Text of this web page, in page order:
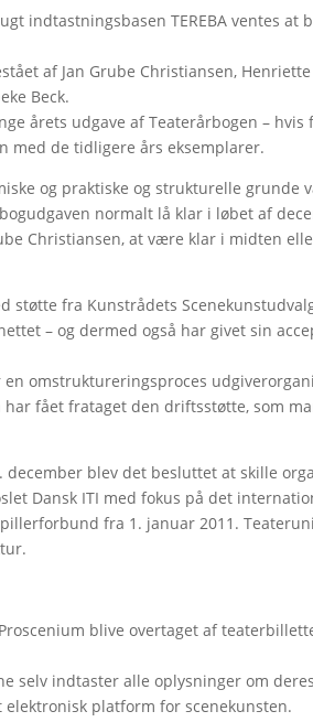
indtastningsbasen TEREBA ventes at
af Jan Grube Christiansen,
Beck.
årets udgave af Teaterårbogen – hvis
med de tidligere års eksemplarer.
og praktiske og strukturelle grunde
normalt lå klar i løbet af
Christiansen, at være klar i midten
støtte fra Kunstrådets
– og dermed også har givet sin
omstruktureringsproces
har fået frataget den driftsstøtte, som
blev det besluttet at skille
Dansk ITI med fokus på det
fra 1. januar 2011.
blive overtaget af
selv indtaster alle oplysninger om
platform for scenekunsten.